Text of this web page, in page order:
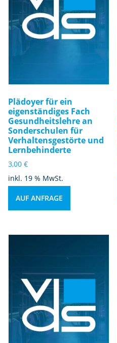
Plädoyer für ein
eigenständiges Fach
Gesundheitslehre an
Sonderschulen für
Verhaltensgestörte und
Lernbehinderte
3,00 €
inkl. 19 % MwSt.
AUF ANFRAGE